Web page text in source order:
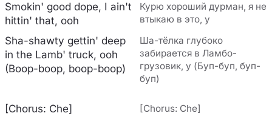
Smokin' good dope, I ain't
hittin' that, ooh
Курю хороший дурман, я не
втыкаю в это, у
Sha-shawty gettin' deep
in the Lamb' truck, ooh
(Boop-boop, boop-boop)
Ша-тёлка глубоко
забирается в Ламбо-
грузовик, у (Буп-буп, буп-
буп)
[Chorus: Che] [Chorus: Che]